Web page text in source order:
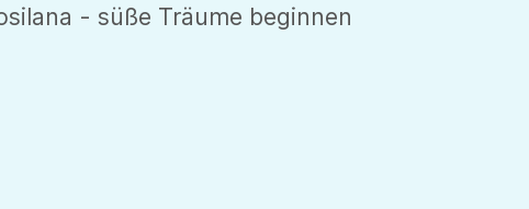
- süße Träume beginnen